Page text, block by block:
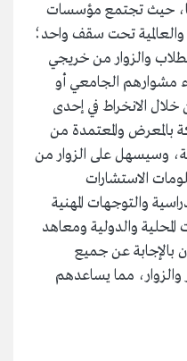
حيث تجتمع مؤسسات
والعالمية تحت سقف واحد؛
والزوار من خريجي
مشوارهم الجامعي أو
الانخراط في إحدى
بالمعرض والمعتمدة من
وسيسهل على الزوار من
الاستشارات
والتوجهات المهنية
والدولية ومعاهد
بالإجابة عن جميع
والزوار، مما يساعدهم